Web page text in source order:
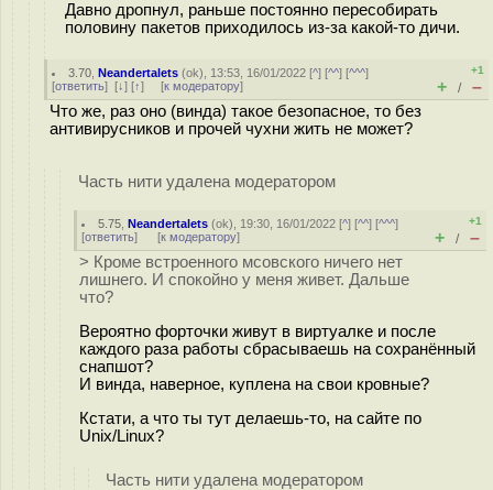
Давно дропнул, раньше постоянно пересобирать
половину пакетов приходилось из-за какой-то дичи.
3.70 ,Neandertalets (ok), 13:53, 16/01/2022 [^] [^^] [^^^]
[ответить] [↓] [↑] [к модератору]
+1
+ / –
Что же, раз оно (винда) такое безопасное, то без
антивирусников и прочей чухни жить не может?
Часть нити удалена модератором
5.75 ,Neandertalets (ok), 19:30, 16/01/2022 [^] [^^] [^^^]
[ответить] [к модератору]
+1
+ / –
> Кроме встроенного мсовского ничего нет
лишнего. И спокойно у меня живет. Дальше
что?
Вероятно форточки живут в виртуалке и после
каждого раза работы сбрасываешь на сохранённый
снапшот?
И винда, наверное, куплена на свои кровные?
Кстати, а что ты тут делаешь-то, на сайте по
Unix/Linux?
Часть нити удалена модератором